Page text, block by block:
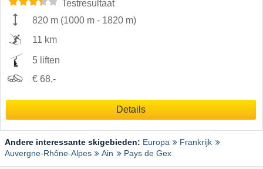
Testresultaat
820 m (1000 m - 1820 m)
11 km
5 liften
€ 68,-
Details
Andere interessante skigebieden: Europa
Frankrijk
Auvergne-Rhône-Alpes
Ain Pays de Gex